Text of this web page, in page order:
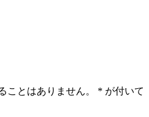
ことはありません。 * が付いて